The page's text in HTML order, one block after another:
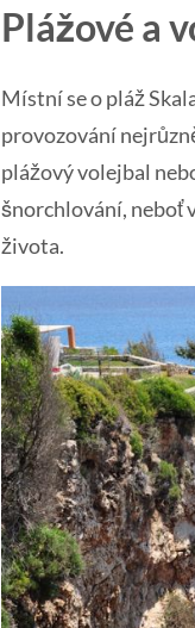
Plážové a
Místní se o pláž
provozování
plážový volejbal
šnorchlování, neboť
života.